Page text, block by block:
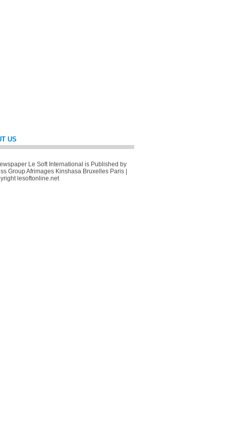
US
Le Soft International is Published by
Group Afrimages Kinshasa Bruxelles Paris |
lesoftonline.net